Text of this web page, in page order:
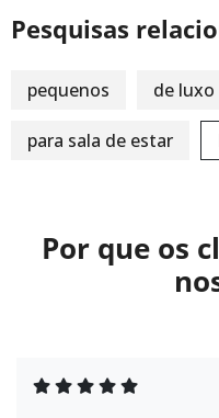
Pesquisas
pequenos de luxo
para sala de estar
Por que os